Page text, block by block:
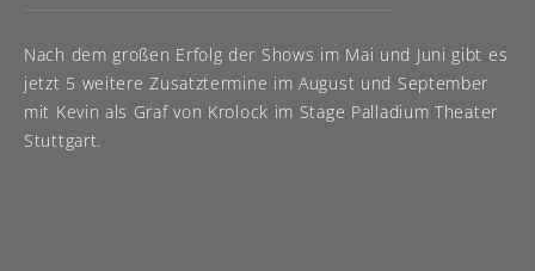
Nach dem großen Erfolg der Shows im Mai und Juni gibt es
jetzt 5 weitere Zusatztermine im August und September
mit Kevin als Graf von Krolock im Stage Palladium Theater
Stuttgart.